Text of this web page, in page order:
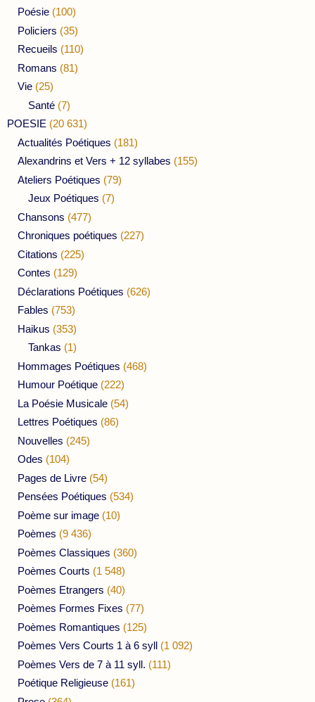
Poésie (100)
Policiers (35)
Recueils (110)
Romans (81)
Vie (25)
Santé (7)
POESIE (20 631)
Actualités Poétiques (181)
Alexandrins et Vers + 12 syllabes (155)
Ateliers Poétiques (79)
Jeux Poétiques (7)
Chansons (477)
Chroniques poétiques (227)
Citations (225)
Contes (129)
Déclarations Poétiques (626)
Fables (753)
Haikus (353)
Tankas (1)
Hommages Poétiques (468)
Humour Poétique (222)
La Poésie Musicale (54)
Lettres Poétiques (86)
Nouvelles (245)
Odes (104)
Pages de Livre (54)
Pensées Poétiques (534)
Poème sur image (10)
Poèmes (9 436)
Poèmes Classiques (360)
Poèmes Courts (1 548)
Poèmes Etrangers (40)
Poèmes Formes Fixes (77)
Poèmes Romantiques (125)
Poèmes Vers Courts 1 à 6 syll (1 092)
Poèmes Vers de 7 à 11 syll. (111)
Poétique Religieuse (161)